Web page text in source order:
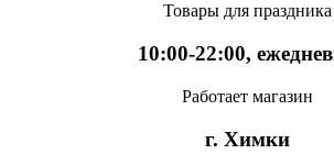
Товары для праздника
10:00-22:00,
Работает магазин
г. Химки